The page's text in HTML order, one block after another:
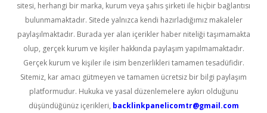
sitesi, herhangi bir marka, kurum veya şahıs şirketi ile hiçbir bağlantısı
bulunmamaktadır. Sitede yalnızca kendi hazırladığımız makaleler
paylaşılmaktadır. Burada yer alan içerikler haber niteliği taşımamakta
olup, gerçek kurum ve kişiler hakkında paylaşım yapılmamaktadır.
Gerçek kurum ve kişiler ile isim benzerlikleri tamamen tesadüfidir.
Sitemiz, kar amacı gütmeyen ve tamamen ücretsiz bir bilgi paylaşım
platformudur. Hukuka ve yasal düzenlemelere aykırı olduğunu
düşündüğünüz içerikleri, backlinkpanelicomtr@gmail.com